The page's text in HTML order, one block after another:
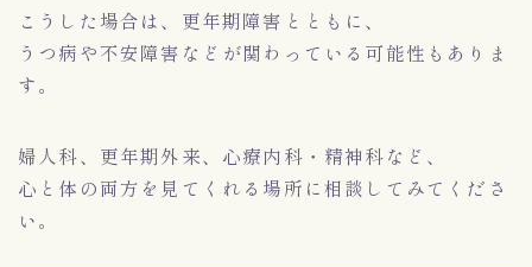
こうした場合は、更年期障害とともに、
うつ病や不安障害などが関わっている可能性もありま
す。
婦人科、更年期外来、心療内科・精神科など、
心と体の両方を見てくれる場所に相談してみてくださ
い。